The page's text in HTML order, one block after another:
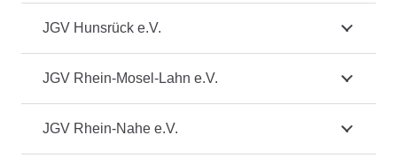
JGV Hunsrück e.V.
JGV Rhein-Mosel-Lahn e.V.
JGV Rhein-Nahe e.V.